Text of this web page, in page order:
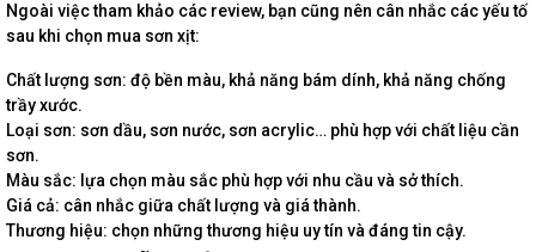
Ngoài việc tham khảo các review, bạn cũng nên cân nhắc các yếu tố
sau khi chọn mua sơn xịt:
Chất lượng sơn: độ bền màu, khả năng bám dính, khả năng chống
trầy xước.
Loại sơn: sơn dầu, sơn nước, sơn acrylic… phù hợp với chất liệu cần
sơn.
Màu sắc: lựa chọn màu sắc phù hợp với nhu cầu và sở thích.
Giá cả: cân nhắc giữa chất lượng và giá thành.
Thương hiệu: chọn những thương hiệu uy tín và đáng tin cậy.